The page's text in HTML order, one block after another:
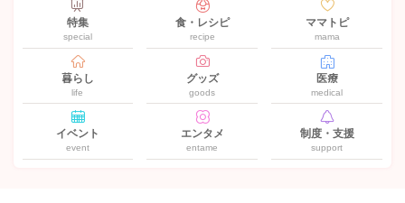
特集
special
食・レシピ
recipe
ママトピ
mama
暮らし
life
グッズ
goods
医療
medical
イベント
event
エンタメ
entame
制度・支援
support